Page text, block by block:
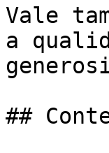
Vale
a
##